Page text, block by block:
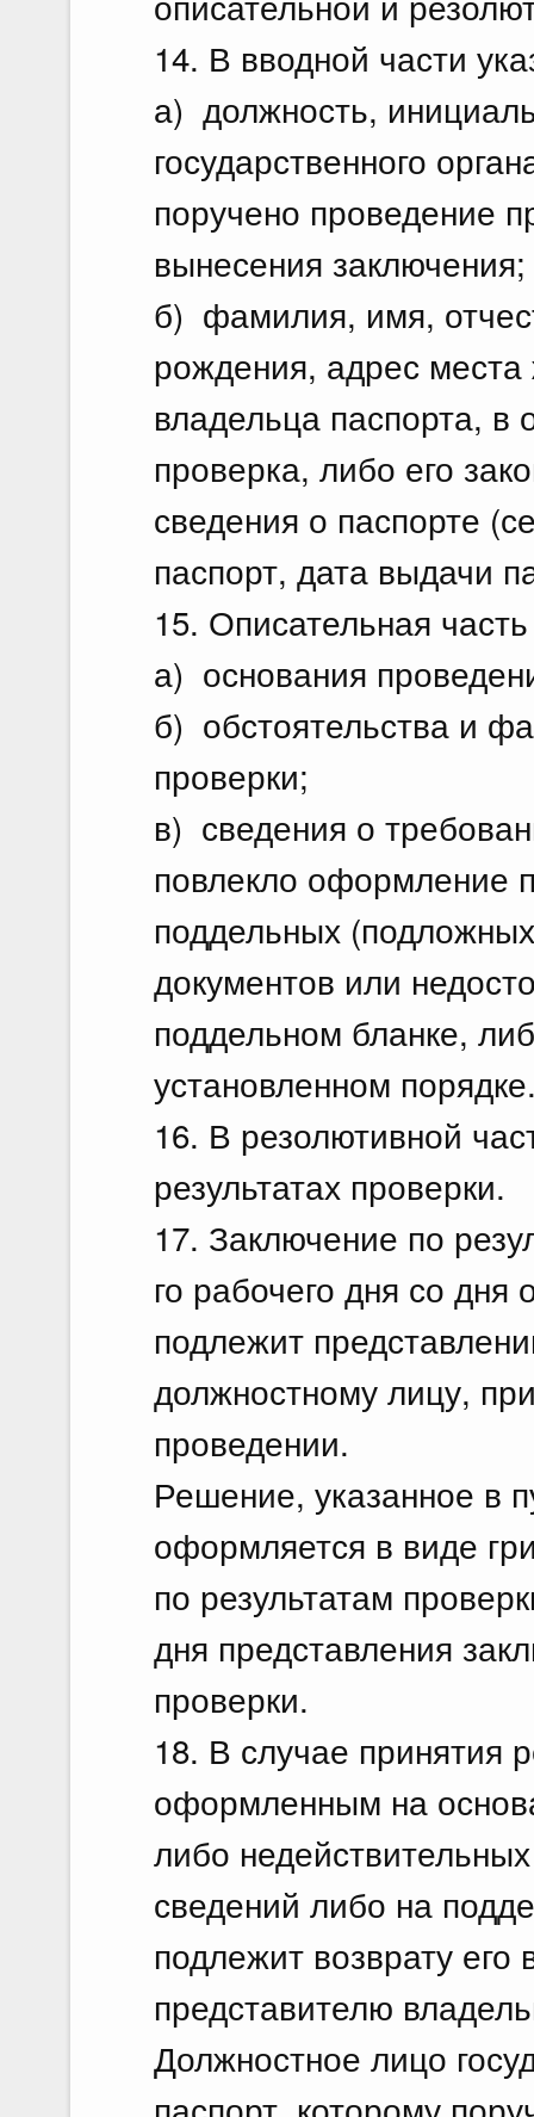
14. В вводной части
а) должность,
государственного
поручено проведение
вынесения заключения;
б) фамилия, имя,
рождения, адрес
владельца паспорта, в
проверка, либо его
сведения о паспорте
паспорт, дата выдачи
15. Описательная
а) основания
б) обстоятельства и
проверки;
в) сведения о
повлекло оформление
поддельных
документов или
поддельном бланке,
установленном
16. В резолютивной
результатах проверки.
17. Заключение по
го рабочего дня со дня
подлежит
должностному лицу,
проведении.
Решение, указанное в
оформляется в виде
по результатам
дня представления
проверки.
18. В случае принятия
оформленным на
либо
сведений либо на
подлежит возврату
представителю
Должностное лицо